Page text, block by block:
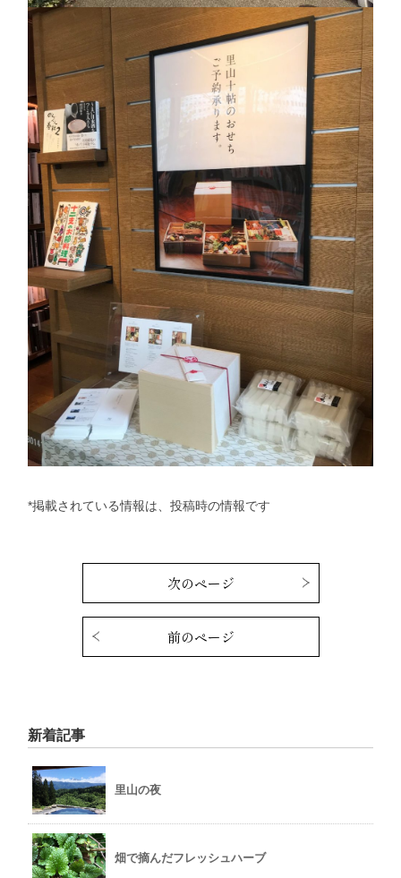
*掲載されている情報は、投稿時の情報です
次のページ
前のページ
新着記事
里山の夜
畑で摘んだフレッシュハーブ